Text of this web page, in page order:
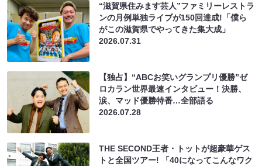
“滋賀県住みます芸人”ファミリーレストラ
ンの月例単独ライブが150回達成!「僕ら
がこの滋賀県でやってきた集大成」
2026.07.31
【独占】“ABCお笑いグランプリ優勝”ゼ
ロカラン世界最速インタビュー！決勝、
涙、マッド優勝特番…全部語る
2026.07.28
THE SECOND王者・トットが超豪華ゲス
トと全国ツアー! 「40になってこんなワク